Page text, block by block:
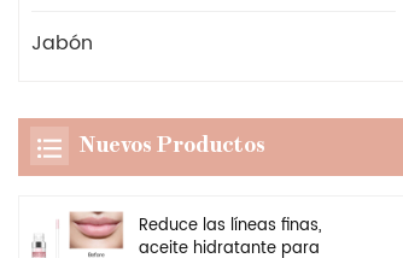
Jabón
Nuevos Productos
Reduce las líneas finas,
aceite hidratante para